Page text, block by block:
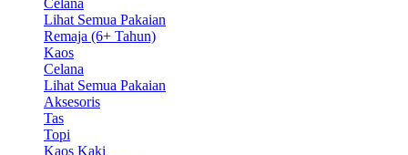
Lihat Semua Pakaian
Remaja (6+ Tahun)
Kaos
Celana
Lihat Semua Pakaian
Aksesoris
Tas
Topi
Kaos Kaki